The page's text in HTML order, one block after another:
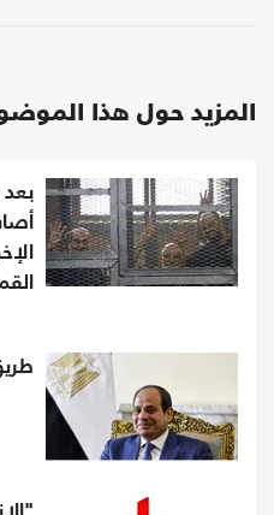
المزيد حول هذا